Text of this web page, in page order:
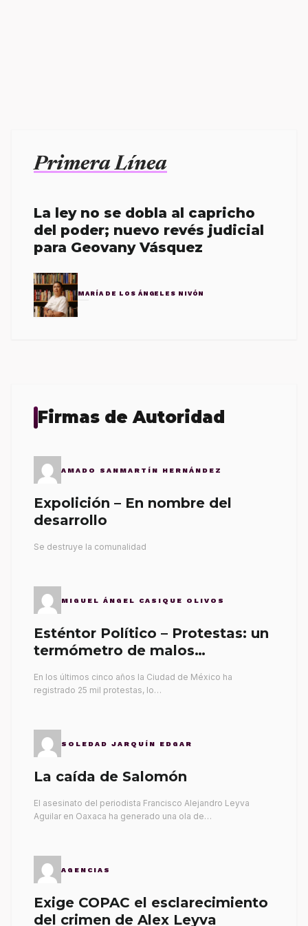
Primera Línea
La ley no se dobla al capricho
del poder; nuevo revés judicial
para Geovany Vásquez
MARÍA DE LOS ÁNGELES NIVÓN
Firmas de Autoridad
AMADO SANMARTÍN HERNÁNDEZ
Expolición – En nombre del
desarrollo
Se destruye la comunalidad
MIGUEL ÁNGEL CASIQUE OLIVOS
Esténtor Político – Protestas: un
termómetro de malos
En los últimos cinco años la Ciudad de México ha
registrado 25 mil protestas, lo…
SOLEDAD JARQUÍN EDGAR
La caída de Salomón
El asesinato del periodista Francisco Alejandro Leyva
Aguilar en Oaxaca ha generado una ola de…
AGENCIAS
Exige COPAC el esclarecimiento
del crimen de Alex Leyva